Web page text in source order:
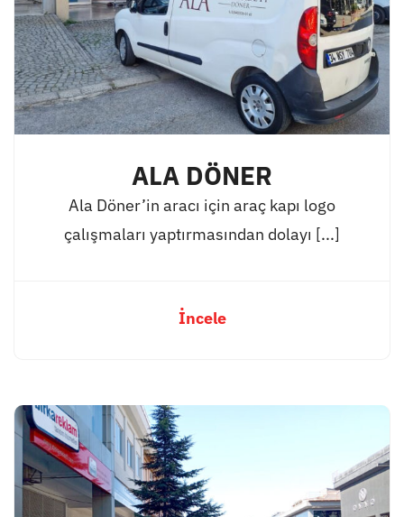
ALA DÖNER
Ala Döner’in aracı için araç kapı logo
çalışmaları yaptırmasından dolayı [...]
İncele